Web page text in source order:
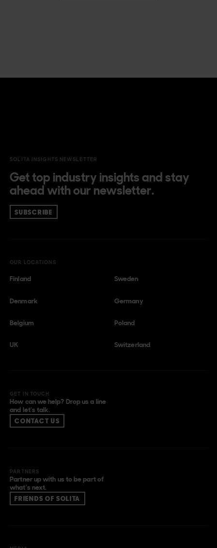
SOLITA INSIGHTS NEWSLETTER
Get top industry insights and stay
ahead with our newsletter.
SUBSCRIBE
OUR LOCATIONS
Finland Sweden
Denmark Germany
Belgium Poland
UK Switzerland
GET IN TOUCH
How can we help? Drop us a line
and let’s talk.
CONTACT US
PARTNERS
Partner up with us to be part of
what’s next.
FRIENDS OF SOLITA